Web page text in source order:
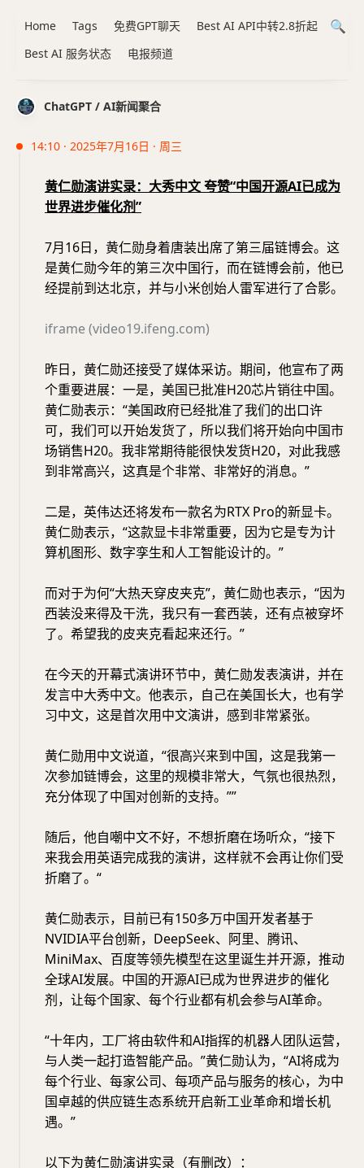
ChatGPT / AI新闻聚合
14:10 · 2025年7月16日 · 周三
黄仁勋演讲实录：大秀中文 夸赞“中国开源AI已成为
世界进步催化剂”
7月16日，黄仁勋身着唐装出席了第三届链博会。这
是黄仁勋今年的第三次中国行，而在链博会前，他已
经提前到达北京，并与小米创始人雷军进行了合影。
iframe (video19.ifeng.com)
昨日，黄仁勋还接受了媒体采访。期间，他宣布了两
个重要进展：一是，美国已批准H20芯片销往中国。
黄仁勋表示：“美国政府已经批准了我们的出口许
可，我们可以开始发货了，所以我们将开始向中国市
场销售H20。我非常期待能很快发货H20，对此我感
到非常高兴，这真是个非常、非常好的消息。”
二是，英伟达还将发布一款名为RTX Pro的新显卡。
黄仁勋表示，“这款显卡非常重要，因为它是专为计
算机图形、数字孪生和人工智能设计的。”
而对于为何“大热天穿皮夹克”，黄仁勋也表示，“因为
西装没来得及干洗，我只有一套西装，还有点被穿坏
了。希望我的皮夹克看起来还行。”
在今天的开幕式演讲环节中，黄仁勋发表演讲，并在
发言中大秀中文。他表示，自己在美国长大，也有学
习中文，这是首次用中文演讲，感到非常紧张。
黄仁勋用中文说道，“很高兴来到中国，这是我第一
次参加链博会，这里的规模非常大，气氛也很热烈，
充分体现了中国对创新的支持。””
随后，他自嘲中文不好，不想折磨在场听众，“接下
来我会用英语完成我的演讲，这样就不会再让你们受
折磨了。“
黄仁勋表示，目前已有150多万中国开发者基于
NVIDIA平台创新，DeepSeek、阿里、腾讯、
MiniMax、百度等领先模型在这里诞生并开源，推动
全球AI发展。中国的开源AI已成为世界进步的催化
剂，让每个国家、每个行业都有机会参与AI革命。
“十年内，工厂将由软件和AI指挥的机器人团队运营，
与人类一起打造智能产品。”黄仁勋认为，“AI将成为
每个行业、每家公司、每项产品与服务的核心，为中
国卓越的供应链生态系统开启新工业革命和增长机
遇。”
以下为黄仁勋演讲实录（有删改）：
Home Tags 免费GPT聊天
Best AI API中转2.8折起
Best AI 服务状态
电报频道